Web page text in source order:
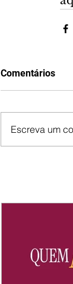
Comentários
Escreva um